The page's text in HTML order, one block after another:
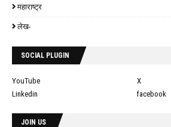
महाराष्ट्र
लेख-
SOCIAL PLUGIN
YouTube
X
Linkedin
facebook
JOIN US